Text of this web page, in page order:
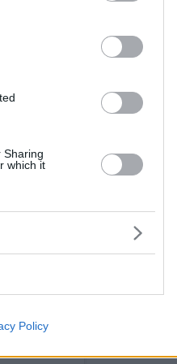
Sharing
which it
Policy
στο